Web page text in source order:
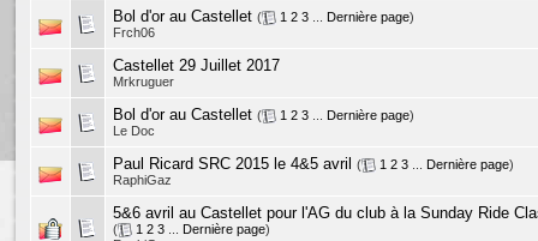
Bol d'or au Castellet ( 1 2 3 Dernière page)
Frch06
Castellet 29 Juillet 2017
Mrkruguer
Bol d'or au Castellet ( 1 2 3 Dernière page)
Le Doc
Paul Ricard SRC 2015 le 4&5 avril ( 1 2 3 Dernière page)
RaphiGaz
5&6 avril au Castellet pour l'AG du club à la Sunday Ride
( 1 2 3 Dernière page)